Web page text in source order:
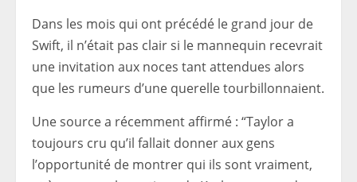
Dans les mois qui ont précédé le grand jour de
Swift, il n’était pas clair si le mannequin recevrait
une invitation aux noces tant attendues alors
que les rumeurs d’une querelle tourbillonnaient.
Une source a récemment affirmé : “Taylor a
toujours cru qu’il fallait donner aux gens
l’opportunité de montrer qui ils sont vraiment,